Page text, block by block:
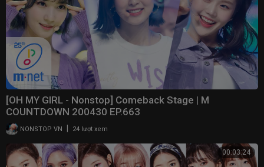
[OH MY GIRL - Nonstop] Comeback Stage | M
COUNTDOWN 200430 EP.663
NONSTOP VN 24 lượt xem
00:03:24